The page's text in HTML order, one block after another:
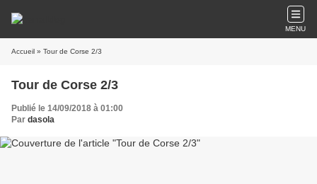
MENU
Accueil » Tour de Corse 2/3
Tour de Corse 2/3
Publié le 14/09/2018 à 01:00
Par dasola